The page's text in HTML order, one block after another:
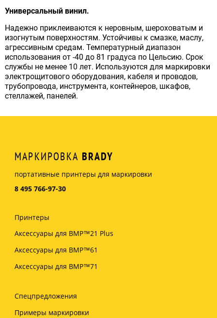
Универсальный винил.
Надежно приклеиваются к неровным, шероховатым и
изогнутым поверхностям. Устойчивы к смазке, маслу,
агрессивным средам. Температурный диапазон
использования от -40 до 81 градуса по Цельсию. Срок
службы не менее 10 лет. Используются для маркировки
электрощитового оборудования, кабеля и проводов,
трубопровода, инструмента, контейнеров, шкафов,
стеллажей, панелей.
МАРКИРОВКА BRADY
портативные принтеры для маркировки
8 495 766-97-30
Принтеры
Аксессуары для BMP™21 Plus
Аксессуары для BMP™61
Аксессуары для BMP™71
Спецпредложения
Примеры маркировки